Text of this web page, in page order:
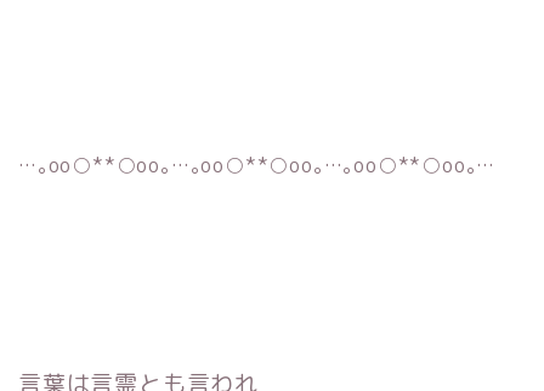
…｡oо○**○оo｡…｡oо○**○оo｡…｡oо○**○оo｡…
言葉は言霊とも言われ